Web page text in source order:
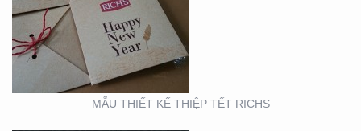
MẪU THIẾT KẾ THIỆP TẾT RICHS
ACME (HỘI CHỢ VIFA)